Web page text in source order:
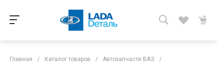
Главная / Каталог товаров / Автозапчасти ВАЗ
/